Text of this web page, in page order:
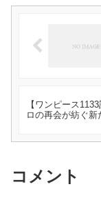
【ワンピース
ロの再会が紡ぐ新
コメント